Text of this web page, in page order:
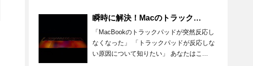
瞬時に解決！Macのトラックパッドが反応しないときの原因と対処法
「MacBookのトラックパッドが突然反応し
なくなった」 「トラックパッドが反応しな
い原因について知りたい」 あなたはこ...